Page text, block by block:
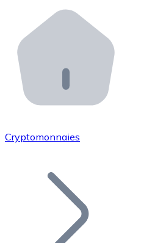
Distributeurs
Intégrez un ATM
API Bitnovo
Intégrez notre API dans
Rejoignez notre réseau
Ajoutez le token de
Cryptomonnaies